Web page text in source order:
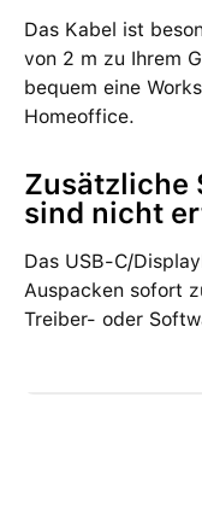
Das Kabel ist
von 2 m zu Ihrem
bequem eine
Homeoffice.
Zusätzliche
sind nicht
Das USB-C/
Auspacken sofort
Treiber- oder